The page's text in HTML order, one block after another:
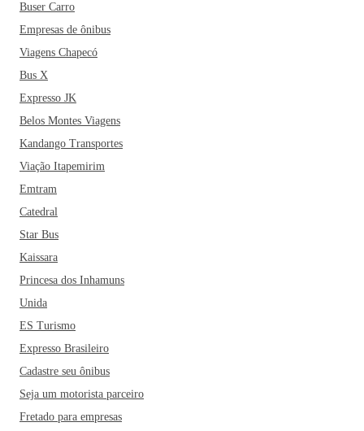
Buser Carro
Empresas de ônibus
Viagens Chapecó
Bus X
Expresso JK
Belos Montes Viagens
Kandango Transportes
Viação Itapemirim
Emtram
Catedral
Star Bus
Kaissara
Princesa dos Inhamuns
Unida
ES Turismo
Expresso Brasileiro
Cadastre seu ônibus
Seja um motorista parceiro
Fretado para empresas